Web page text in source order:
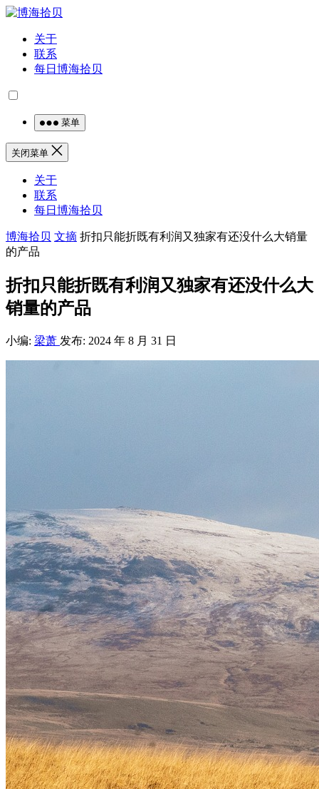
关于
联系
每日博海拾贝
菜单
关闭菜单
关于
联系
每日博海拾贝
博海拾贝 文摘 折扣只能折既有利润又独家有还没什么大销量
的产品
折扣只能折既有利润又独家有还没什么大
销量的产品
小编: 梁萧 发布: 2024 年 8 月 31 日